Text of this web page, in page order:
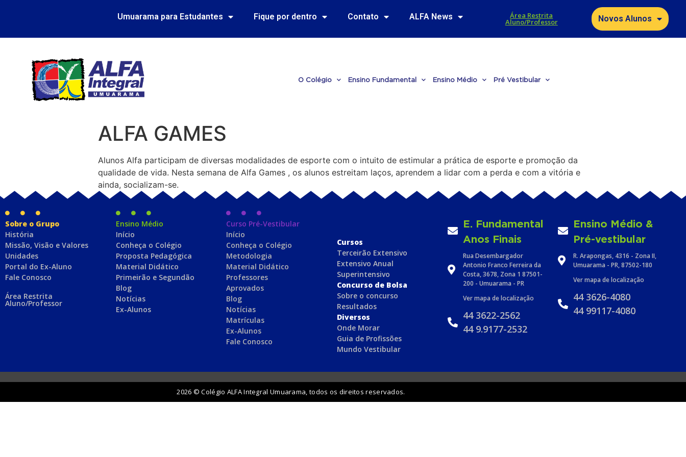
Umuarama para Estudantes Fique por dentro Contato ALFA News Área Restrita
Aluno/Professor Novos Alunos
O Colégio Ensino Fundamental Ensino Médio Pré Vestibular
ALFA GAMES
Alunos Alfa participam de diversas modalidades de esporte com o intuito de estimular a prática de esporte e promoção da
qualidade de vida. Nesta semana de Alfa Games , os alunos estreitam laços, aprendem a lidar com a perda e com a vitória e
ainda, socializam-se.
Sobre o Grupo
História
Missão, Visão e Valores
Unidades
Portal do Ex-Aluno
Fale Conosco
Área Restrita
Aluno/Professor
Ensino Médio
Início
Conheça o Colégio
Proposta Pedagógica
Material Didático
Primeirão e Segundão
Blog
Notícias
Ex-Alunos
Curso Pré-Vestibular
Início
Conheça o Colégio
Metodologia
Material Didático
Professores
Aprovados
Blog
Notícias
Matrículas
Ex-Alunos
Fale Conosco
Cursos
Terceirão Extensivo
Extensivo Anual
Superintensivo
Concurso de Bolsa
Sobre o concurso
Resultados
Diversos
Onde Morar
Guia de Profissões
Mundo Vestibular
E. Fundamental
Anos Finais
Rua Desembargador
Antonio Franco Ferreira da
Costa, 3678, Zona 1 87501-
200 - Umuarama - PR
Ver mapa de localização
44 3622-2562
44 9.9177-2532
Ensino Médio &
Pré-vestibular
R. Arapongas, 4316 - Zona II,
Umuarama - PR, 87502-180
Ver mapa de localização
44 3626-4080
44 99117-4080
2026 © Colégio ALFA Integral Umuarama, todos os direitos reservados.